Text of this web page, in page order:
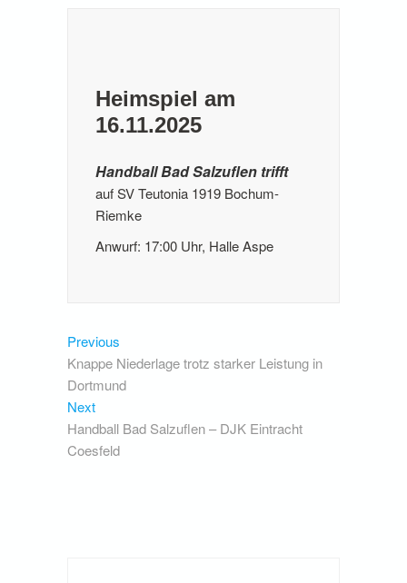
Heimspiel am
16.11.2025
Handball Bad Salzuflen trifft
auf SV Teutonia 1919 Bochum-
Riemke
Anwurf: 17:00 Uhr, Halle Aspe
Beitragsnavigation
Previous
post:
Knappe Niederlage trotz starker Leistung in
Dortmund
NextNext
post:
Handball Bad Salzuflen – DJK Eintracht
Coesfeld